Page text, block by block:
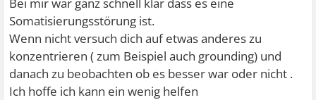
Somatisierungsstörung ist.
Wenn nicht versuch dich auf etwas anderes zu
konzentrieren ( zum Beispiel auch grounding) und
danach zu beobachten ob es besser war oder nicht .
Ich hoffe ich kann ein wenig helfen